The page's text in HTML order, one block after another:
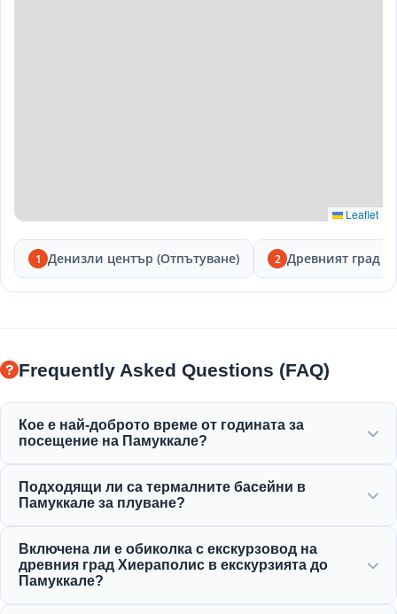
Leaflet
1 Денизли център (Отпътуване) 2 Древният град
Frequently Asked Questions (FAQ)
Кое е най-доброто време от годината за
посещение на Памуккале?
(април-юни) и есента (септември-ноември) предлагат
най-приятното време за изследване на белите тераси
Подходящи ли са термалните басейни в
Памуккале за плуване?
басейн на Клеопатра са богати на минерали и се
поддържат на идеална, топла и релаксираща
Включена ли е обиколка с екскурзовод на
древния град Хиераполис в екскурзията до
Памуккале?